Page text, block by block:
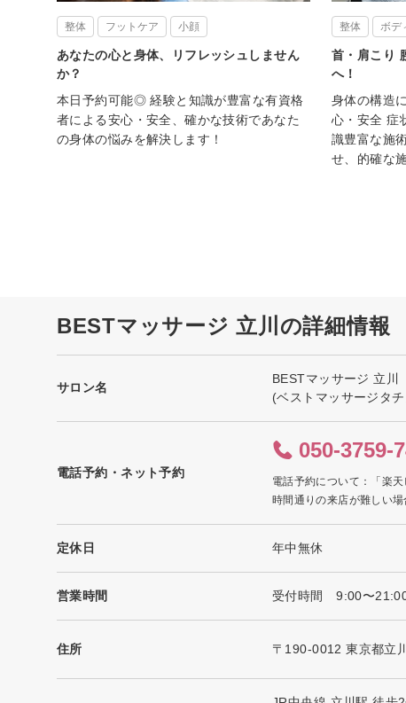
整体 フットケア 小顔
あなたの心と身体、リフレッシュしません
か？
本日予約可能◎ 経験と知識が豊富な有資格
者による安心・安全、確かな技術であなた
の身体の悩みを解決します！
整体 ボデ
首・肩こり
へ！
身体の構造
心・安全 症
識豊富な施
せ、的確な
BESTマッサージ 立川の詳細情報
サロン名
BESTマッサージ 立川
(ベストマッサージタ
電話予約・ネット予約
050-3759-
電話予約について：「楽
時間通りの来店が難しい
定休日 年中無休
営業時間 受付時間 9:00〜21:00
住所 〒190-0012 東京都立